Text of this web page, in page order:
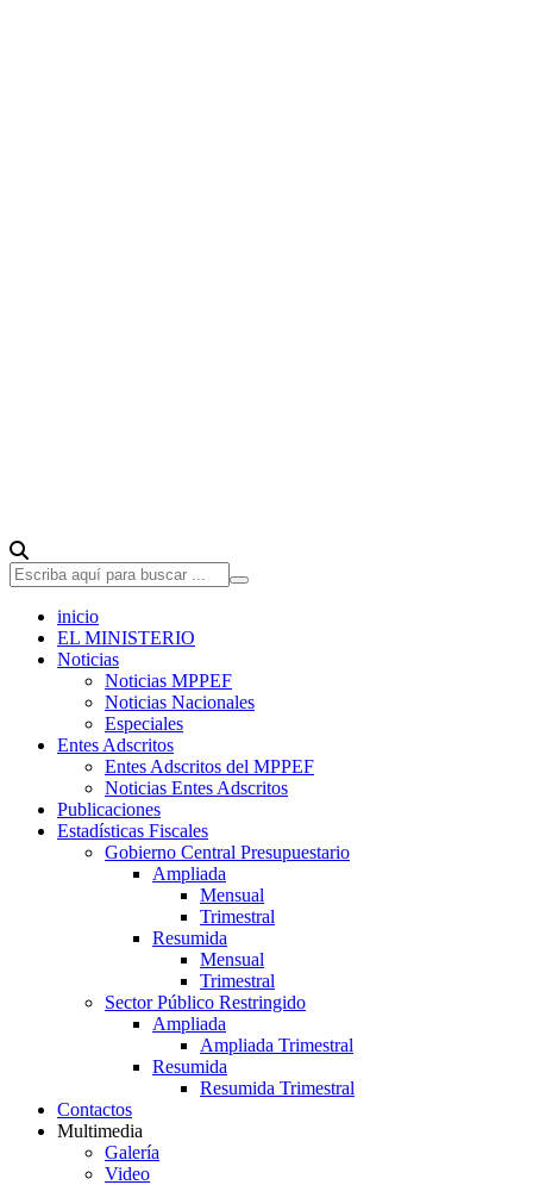
inicio
EL MINISTERIO
Noticias
Noticias MPPEF
Noticias Nacionales
Especiales
Entes Adscritos
Entes Adscritos del MPPEF
Noticias Entes Adscritos
Publicaciones
Estadísticas Fiscales
Gobierno Central Presupuestario
Ampliada
Mensual
Trimestral
Resumida
Mensual
Trimestral
Sector Público Restringido
Ampliada
Ampliada Trimestral
Resumida
Resumida Trimestral
Contactos
Multimedia
Galería
Video